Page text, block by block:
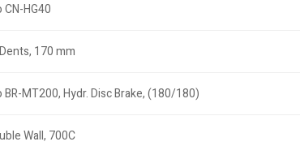
HG40
170 mm
BR-MT200, Hydr. Disc Brake, (180/180)
Wall, 700C